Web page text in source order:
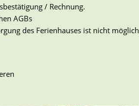
/ Rechnung.
AGBs
des Ferienhauses ist nicht möglich